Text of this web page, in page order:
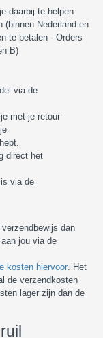
daarbij te helpen
(binnen Nederland en
te betalen - Orders
B)
via de
met je retour
direct het
via de
dan
jou via de
kosten hiervoor. Het
de verzendkosten
lager zijn dan de